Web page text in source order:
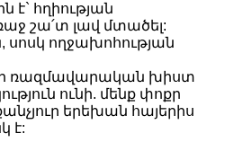
է` հղիության
շա՛տ լավ մտածել:
ողջախոհության
ռազմավարական խիստ
ունի. մենք փոքր
երեխան հայերիս
է: